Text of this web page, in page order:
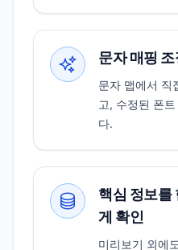
문자 매핑
문자 맵에서 직
고, 수정된 폰
다.
핵심 정보를
게 확인
미리보기 외에